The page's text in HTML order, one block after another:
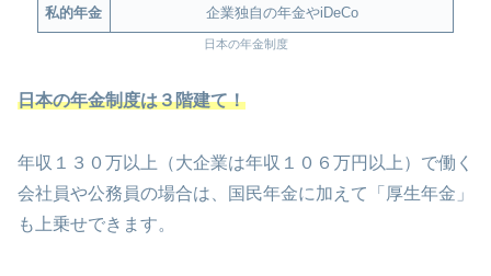
私的年金 企業独自の年金やiDeCo
日本の年金制度
日本の年金制度は３階建て！
年収１３０万以上（大企業は年収１０６万円以上）で働く
会社員や公務員の場合は、国民年金に加えて「厚生年金」
も上乗せできます。